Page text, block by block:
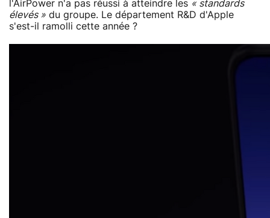
l'AirPower n'a pas réussi à atteindre les « standards
élevés » du groupe. Le département R&D d'Apple
s'est-il ramolli cette année ?